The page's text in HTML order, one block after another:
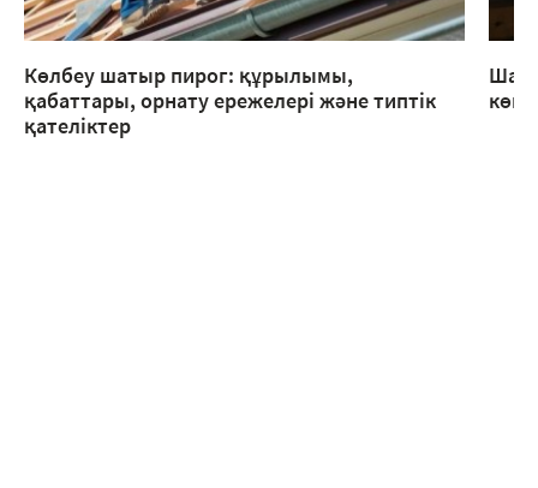
Көлбеу шатыр пирог: құрылымы,
қабаттары, орнату ережелері және типтік
қателіктер